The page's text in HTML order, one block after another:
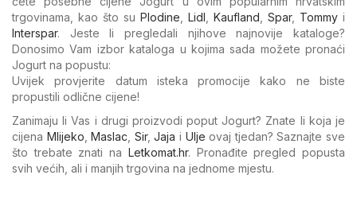
trgovinama, kao što su Plodine Lidl Kaufland Spar, Tommy i
Interspar. Jeste li pregledali njihove najnovije kataloge?
Donosimo Vam izbor kataloga u kojima sada možete pronaći
Jogurt na popustu:
Uvijek provjerite datum isteka promocije kako ne biste
propustili odlične cijene!
Zanimaju li Vas i drugi proizvodi poput Jogurt? Znate li koja je
cijena Mlijeko ,Maslac Sir,Jaja i Ulje ovaj tjedan? Saznajte sve
što trebate znati na Letkomat.hr. Pronađite pregled popusta
svih većih, ali i manjih trgovina na jednome mjestu.